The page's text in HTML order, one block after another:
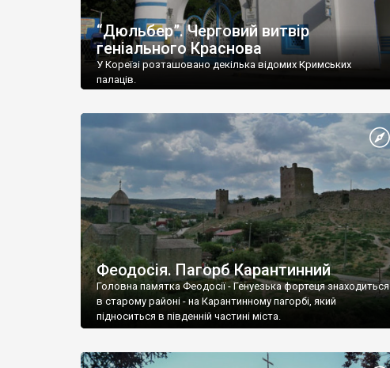
“Дюльбер”. Черговий витвір
геніального Краснова
У Кореїзі розташовано декілька відомих Кримських
палаців.
Феодосія. Пагорб Карантинний
Головна памятка Феодосії - Генуезька фортеця знаходиться
в старому районі - на Карантинному пагорбі, який
підноситься в південній частині міста.